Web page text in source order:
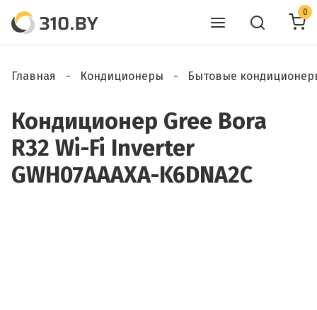
0
Главная Кондиционеры Бытовые
Кондиционер Gree Bora
R32 Wi-Fi Inverter
GWH07АААХА-K6DNA2С